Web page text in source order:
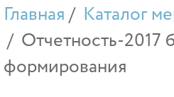
Главная Каталог
Отчетность-2017
формирования